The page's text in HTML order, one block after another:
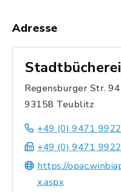
Adresse
Regensburger Str. 94
93158 Teublitz
+49 (0) 9471
+49 (0) 9471
https://
x.aspx